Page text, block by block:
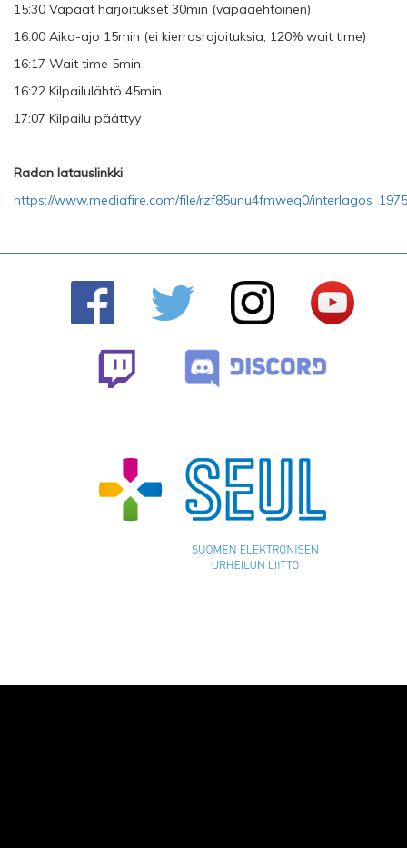
15:30 Vapaat harjoitukset 30min (vapaaehtoinen)
16:00 Aika-ajo 15min (ei kierrosrajoituksia, 120% wait time)
16:17 Wait time 5min
16:22 Kilpailulähtö 45min
17:07 Kilpailu päättyy
Radan latauslinkki
https://www.mediafire.com/file/rzf85unu4fmweq0/